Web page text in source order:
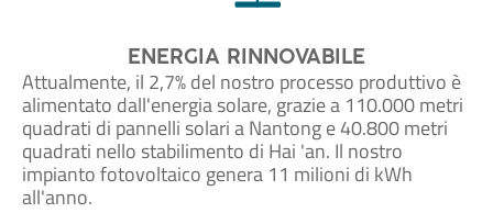
ENERGIA RINNOVABILE
Attualmente, il 2,7% del nostro processo produttivo è
alimentato dall'energia solare, grazie a 110.000 metri
quadrati di pannelli solari a Nantong e 40.800 metri
quadrati nello stabilimento di Hai 'an. Il nostro
impianto fotovoltaico genera 11 milioni di kWh
all'anno.